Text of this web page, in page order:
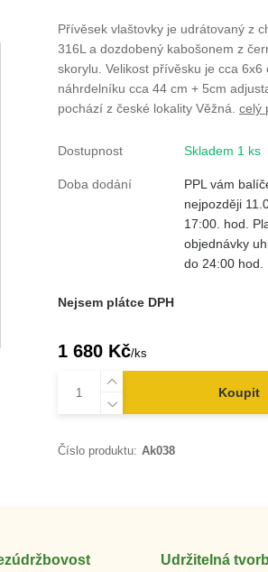
Přívěsek vlaštovky je udrátovaný z
316L a dozdobený kabošonem z
skorylu. Velikost přívěsku je cca 6x6
náhrdelníku cca 44 cm + 5cm
pochází z české lokality Věžná. celý
Dostupnost Skladem 1 ks
Doba dodání
PPL vám
nejpozději
17:00. hod.
objednávky
do 24:00 hod.
Nejsem plátce DPH
1 680 Kč/ks
Koupit
Číslo produktu: Ak038
Udržitelná